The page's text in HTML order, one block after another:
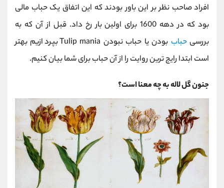
افراد صاحب نظر بر این باور بودند که این اتفاق یک حباب مالی
بود که در دهه 1600 برای اولین بار رخ داد. قبل از آن که به
بررسیحباب
بودن یا حباب نبودن Tulip mania بپردازیم بهتر
است ابتدا رایج ترین روایت را از آن حباب برای شما بیان کنیم.
جنون گل لاله به چه معنا است؟